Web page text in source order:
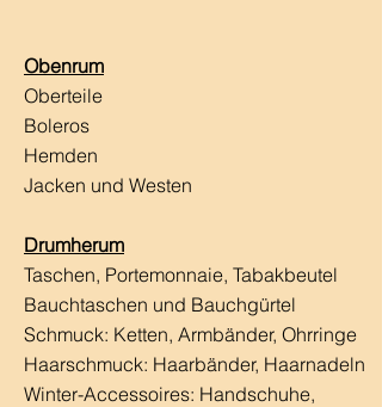
Obenrum
Oberteile
Boleros
Hemden
Jacken und Westen
Drumherum
Taschen, Portemonnaie, Tabakbeutel
Bauchtaschen und Bauchgürtel
Schmuck: Ketten, Armbänder, Ohrringe
Haarschmuck: Haarbänder, Haarnadeln
Winter-Accessoires: Handschuhe,